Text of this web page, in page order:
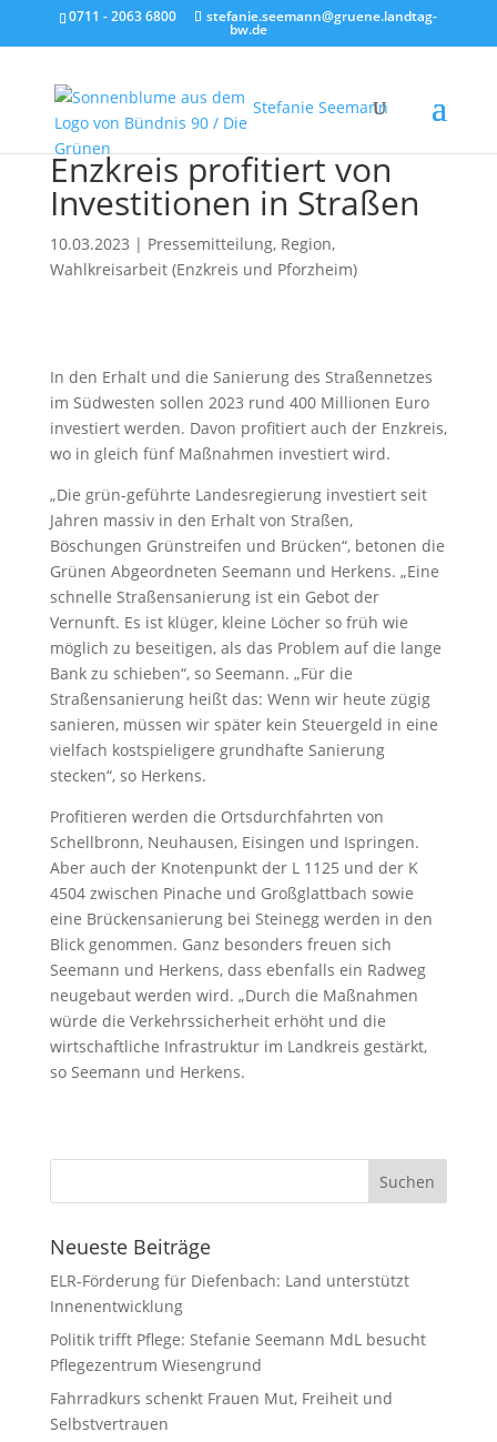
0711 - 2063 6800 stefanie.seemann@gruene.landtag-
bw.de
Stefanie Seemann
Enzkreis profitiert von
Investitionen in Straßen
10.03.2023 | Pressemitteilung, Region,
Wahlkreisarbeit (Enzkreis und Pforzheim)
In den Erhalt und die Sanierung des Straßennetzes
im Südwesten sollen 2023 rund 400 Millionen Euro
investiert werden. Davon profitiert auch der Enzkreis,
wo in gleich fünf Maßnahmen investiert wird.
„Die grün-geführte Landesregierung investiert seit
Jahren massiv in den Erhalt von Straßen,
Böschungen Grünstreifen und Brücken“, betonen die
Grünen Abgeordneten Seemann und Herkens. „Eine
schnelle Straßensanierung ist ein Gebot der
Vernunft. Es ist klüger, kleine Löcher so früh wie
möglich zu beseitigen, als das Problem auf die lange
Bank zu schieben“, so Seemann. „Für die
Straßensanierung heißt das: Wenn wir heute zügig
sanieren, müssen wir später kein Steuergeld in eine
vielfach kostspieligere grundhafte Sanierung
stecken“, so Herkens.
Profitieren werden die Ortsdurchfahrten von
Schellbronn, Neuhausen, Eisingen und Ispringen.
Aber auch der Knotenpunkt der L 1125 und der K
4504 zwischen Pinache und Großglattbach sowie
eine Brückensanierung bei Steinegg werden in den
Blick genommen. Ganz besonders freuen sich
Seemann und Herkens, dass ebenfalls ein Radweg
neugebaut werden wird. „Durch die Maßnahmen
würde die Verkehrssicherheit erhöht und die
wirtschaftliche Infrastruktur im Landkreis gestärkt,
so Seemann und Herkens.
Neueste Beiträge
ELR-Förderung für Diefenbach: Land unterstützt
Innenentwicklung
Politik trifft Pflege: Stefanie Seemann MdL besucht
Pflegezentrum Wiesengrund
Fahrradkurs schenkt Frauen Mut, Freiheit und
Selbstvertrauen